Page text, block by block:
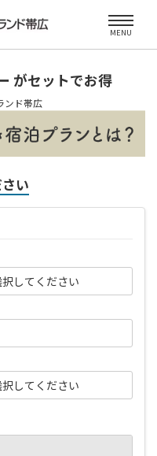
MENU
がセットでお得
ンド帯広
い